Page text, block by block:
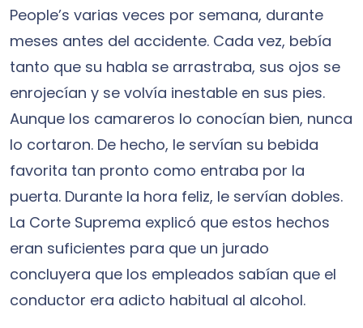
People’s varias veces por semana, durante
meses antes del accidente. Cada vez, bebía
tanto que su habla se arrastraba, sus ojos se
enrojecían y se volvía inestable en sus pies.
Aunque los camareros lo conocían bien, nunca
lo cortaron. De hecho, le servían su bebida
favorita tan pronto como entraba por la
puerta. Durante la hora feliz, le servían dobles.
La Corte Suprema explicó que estos hechos
eran suficientes para que un jurado
concluyera que los empleados sabían que el
conductor era adicto habitual al alcohol.